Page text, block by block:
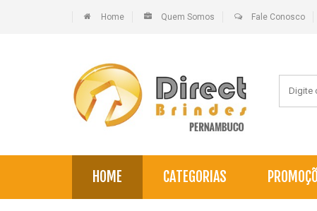
Home Quem Somos Fale Conosco
HOME CATEGORIAS